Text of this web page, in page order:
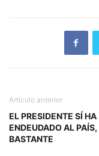
Artículo anterior
EL PRESIDENTE SÍ HA
ENDEUDADO AL PAÍS,
BASTANTE